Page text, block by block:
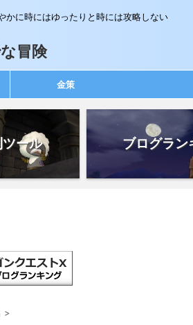
かに時にはゆったりと時には攻略しない
冒険
金策
ール ブログラン
>